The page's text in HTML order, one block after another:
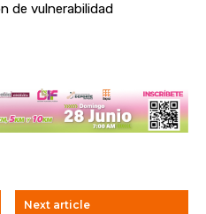
de vulnerabilidad
Next article